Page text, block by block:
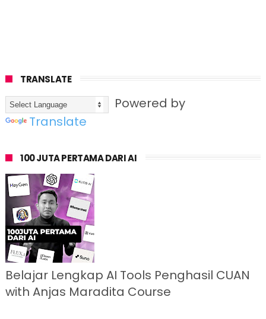
TRANSLATE
Powered by
Translate
100 JUTA PERTAMA DARI AI
Belajar Lengkap AI Tools Penghasil CUAN
with Anjas Maradita Course